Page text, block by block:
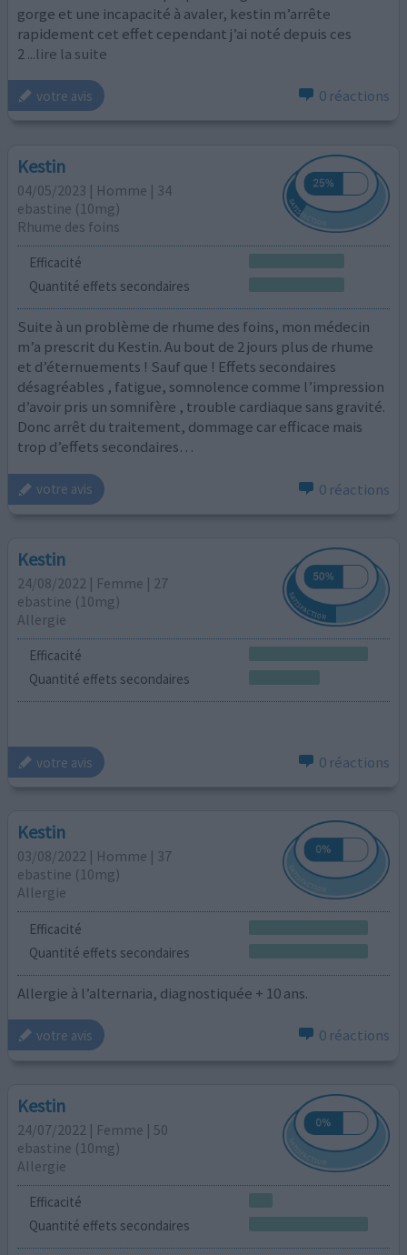
gorge et une incapacité à avaler, kestin m’arrête
rapidement cet effet cependant j’ai noté depuis ces
2...lire la suite
votre avis 0 réactions
Kestin
04/05/2023 | Homme | 34
ebastine (10mg)
Rhume des foins
Efficacité
Quantité effets secondaires
Suite à un problème de rhume des foins, mon médecin
m’a prescrit du Kestin. Au bout de 2 jours plus de rhume
et d’éternuements ! Sauf que ! Effets secondaires
désagréables , fatigue, somnolence comme l’impression
d’avoir pris un somnifère , trouble cardiaque sans gravité.
Donc arrêt du traitement, dommage car efficace mais
trop d’effets secondaires…
votre avis 0 réactions
Kestin
24/08/2022 | Femme | 27
ebastine (10mg)
Allergie
Efficacité
Quantité effets secondaires
votre avis 0 réactions
Kestin
03/08/2022 | Homme | 37
ebastine (10mg)
Allergie
Efficacité
Quantité effets secondaires
Allergie à l’alternaria, diagnostiquée + 10 ans.
votre avis 0 réactions
Kestin
24/07/2022 | Femme | 50
ebastine (10mg)
Allergie
Efficacité
Quantité effets secondaires